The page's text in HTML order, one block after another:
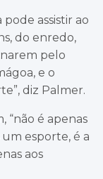
assistir ao
do enredo,
pelo
e o
diz Palmer.
“não é apenas
um esporte, é a
aos